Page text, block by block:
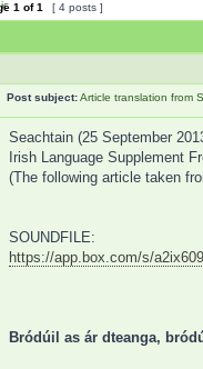
1 of1 [ 4 posts ]
Post subject: Article translation from
Seachtain (25 September
Irish Language Supplement
(The following article taken
SOUNDFILE:
https://app.box.com/s/
Bródúil as ár dteanga,